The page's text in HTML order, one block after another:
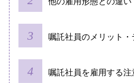
嘱託社員のメリット・
嘱託社員を雇用する注